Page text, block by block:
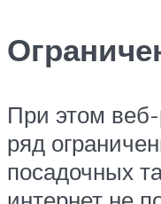
При этом
ряд
посадочных